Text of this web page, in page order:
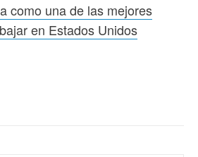
como una de las mejores
en Estados Unidos